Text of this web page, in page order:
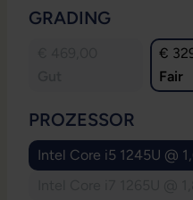
GRADING
€
Fair
PROZESSOR
Intel Core i5 1245U @